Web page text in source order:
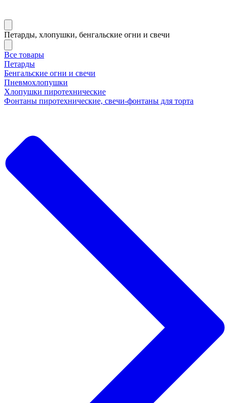
Петарды, хлопушки, бенгальские огни и свечи
Все товары
Петарды
Бенгальские огни и свечи
Пневмохлопушки
Хлопушки пиротехнические
Фонтаны пиротехнические, свечи-фонтаны для торта